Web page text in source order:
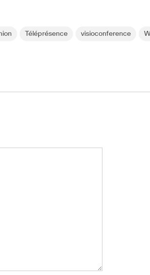
Téléprésence visioconference